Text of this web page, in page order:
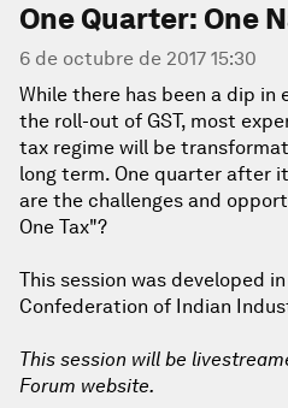
One Quarter: One
6 de octubre de 2017 15:30
While there has been a dip
the roll-out of GST, most
tax regime will be
long term. One quarter after
are the challenges and
One Tax"?
This session was developed
Confederation of Indian
This session will be
Forum website.